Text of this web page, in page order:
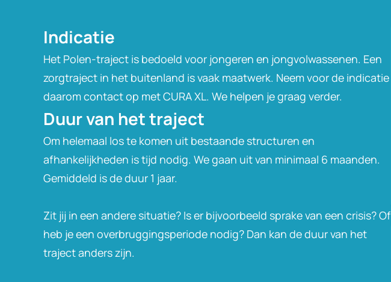
Indicatie
Het Polen-traject is bedoeld voor jongeren en jongvolwassenen. Een
zorgtraject in het buitenland is vaak maatwerk. Neem voor de indicatie
daarom contact op met CURA XL. We helpen je graag verder.
Duur van het traject
Om helemaal los te komen uit bestaande structuren en
afhankelijkheden is tijd nodig. We gaan uit van minimaal 6 maanden.
Gemiddeld is de duur 1 jaar.
Zit jij in een andere situatie? Is er bijvoorbeeld sprake van een crisis? Of
heb je een overbruggingsperiode nodig? Dan kan de duur van het
traject anders zijn.